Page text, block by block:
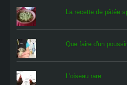
La recette de pâtée
Que faire d'un
L'oiseau rare